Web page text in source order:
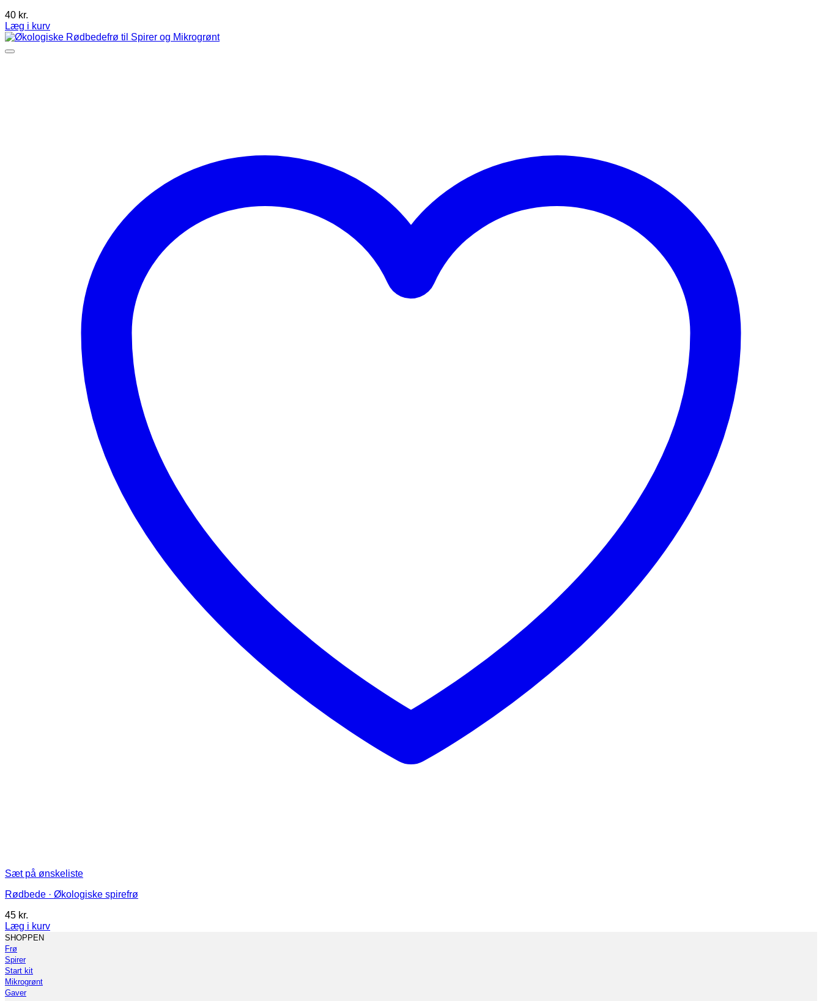
40 kr.
Læg i kurv
Dette
vare
har
Sæt på ønskeliste
Rødbede · Økologiske spirefrø
45 kr.
Læg i kurv
Dette
vare
har
flere
varianter.
Mulighederne
SHOPPEN
Frø
Spirer
Start kit
Mikrogrønt
Gaver